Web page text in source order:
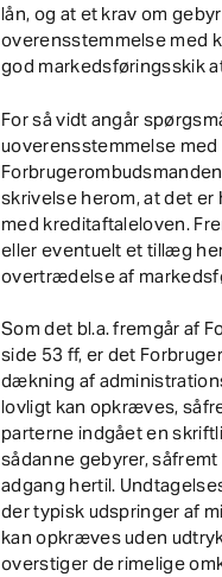
lån, og at et krav om
overensstemmelse med
god markedsføringsskik
For så vidt angår
uoverensstemmelse
skrivelse herom, at det er
med kreditaftaleloven.
eller eventuelt et tillæg
overtrædelse af
Som det bl.a. fremgår af
side 53 ff, er det
dækning af
lovligt kan opkræves,
parterne indgået en
sådanne gebyrer,
adgang hertil.
der typisk udspringer af
kan opkræves uden
overstiger de rimelige